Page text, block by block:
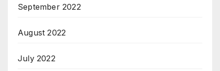
September 2022
August 2022
July 2022